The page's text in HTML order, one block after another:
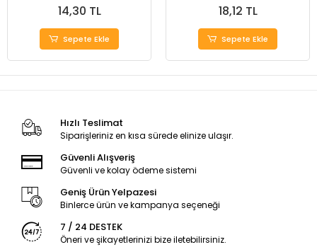
14,30 TL
Sepete Ekle
18,12 TL
Sepete Ekle
Hızlı Teslimat
Siparişleriniz en kısa sürede elinize ulaşır.
Güvenli Alışveriş
Güvenli ve kolay ödeme sistemi
Geniş Ürün Yelpazesi
Binlerce ürün ve kampanya seçeneği
7 / 24 DESTEK
Öneri ve şikayetlerinizi bize iletebilirsiniz.